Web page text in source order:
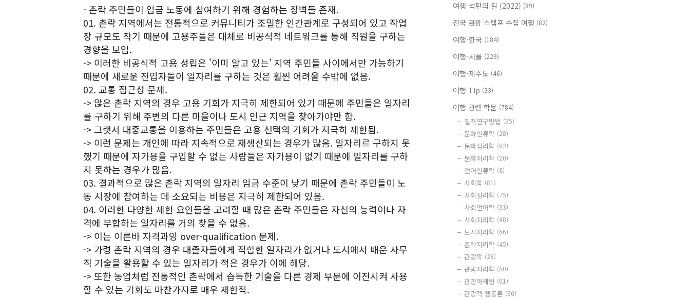
- 촌락 주민들이 임금 노동에 참여하기 위해 경험하는 장벽들 존재.
01. 촌락 지역에서는 전통적으로 커뮤니티가 조밀한 인간관계로 구성되어 있고 작업
장 규모도 작기 때문에 고용주들은 대체로 비공식적 네트워크를 통해 직원을 구하는
경향을 보임.
-> 이러한 비공식적 고용 성립은 '이미 알고 있는' 지역 주민들 사이에서만 가능하기
때문에 새로운 전입자들이 일자리를 구하는 것은 훨씬 어려울 수밖에 없음.
02. 교통 접근성 문제.
-> 많은 촌락 지역의 경우 고용 기회가 지극히 제한되어 있기 때문에 주민들은 일자리
를 구하기 위해 주변의 다른 마을이나 도시 인근 지역을 찾아가야만 함.
-> 그랫서 대중교통을 이용하는 주민들은 고용 선택의 기회가 지극히 제한됨.
-> 이런 문제는 개인에 따라 지속적으로 재생산되는 경우가 많음. 일자리르 구하지 못
했기 때문에 자가용을 구입할 수 없는 사람들은 자가용이 없기 때문에 일자리를 구하
지 못하는 경우가 많음.
03. 결과적으로 많은 촌락 지역의 일자리 임금 수준이 낮기 때문에 촌락 주민들이 노
동 시장에 참여하는 데 소요되는 비용은 지극히 제한되어 있음.
04. 이러한 다양한 제한 요인들을 고려할 때 많은 촌락 주민들은 자신의 능력이나 자
격에 부합하는 일자리를 거의 찾을 수 없음.
-> 이는 이른바 자격과잉 over-qualification 문제.
-> 가령 촌락 지역의 경우 대졸자들에게 적합한 일자리가 없거나 도시에서 배운 사무
직 기술을 활용할 수 있는 일자리가 적은 경우가 이에 해당.
-> 또한 농업처럼 전통적인 촌락에서 습득한 기술을 다른 경제 부문에 이전시켜 사용
할 수 있는 기회도 마찬가지로 매우 제한적.
여행-석탄의 길 (2022) (89)
전국 관광 스탬프 수집 여행 (82)
여행-한국 (184)
여행-서울 (229)
여행-제주도 (46)
여행 Tip (33)
여행 관련 학문 (784)
질적연구방법 (35)
문화인류학 (28)
문화심리학 (62)
문화지리학 (20)
언어인류학 (8)
사회학 (81)
사회심리학 (75)
사회언어학 (33)
사회지리학 (48)
도시지리학 (66)
촌락지리학 (45)
관광학 (28)
관광지리학 (50)
관광마케팅 (61)
관광객 행동론 (60)